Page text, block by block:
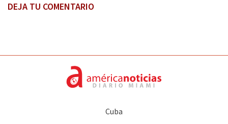
DEJA TU COMENTARIO
Cuba